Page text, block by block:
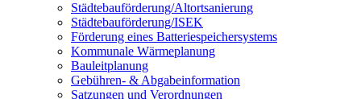
Städtebauförderung/Altortsanierung
Städtebauförderung/ISEK
Förderung eines Batteriespeichersystems
Kommunale Wärmeplanung
Bauleitplanung
Gebühren- & Abgabeinformation
Satzungen und Verordnungen